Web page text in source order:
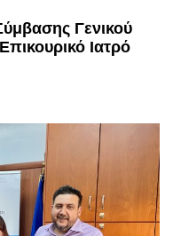
Γενικού
Ιατρό